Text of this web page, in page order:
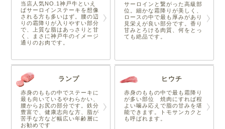
当店人気NO.1神戸牛といえ
ばサーロインステーキを想像
される方も多いはず。腰の辺
りの霜降りが入りやすい部分
で、上質な脂はあっさりと甘
く、まさに神戸牛のイメージ
通りのお肉です。
サーロインと繋がった高級部
位。細かな霜降りが美しく、
ロースの中で最も厚みがあり
見栄えが良い部分です。香り
甘みとろける肉質、何をとっ
ても絶品です。
ランプ
赤身のももの中でステーキに
最も向いているやわらかい、
腰からお尻の部分です。鉄分
豊富で、健康志向な方、脂が
苦手な方など幅広い年齢層に
お勧めです
ヒウチ
赤身のももの中で最も霜降り
が多い部位 焼肉にすれば程
よい噛み応えで脂の甘みを堪
能できます。トモサンカクと
も呼ばれます。